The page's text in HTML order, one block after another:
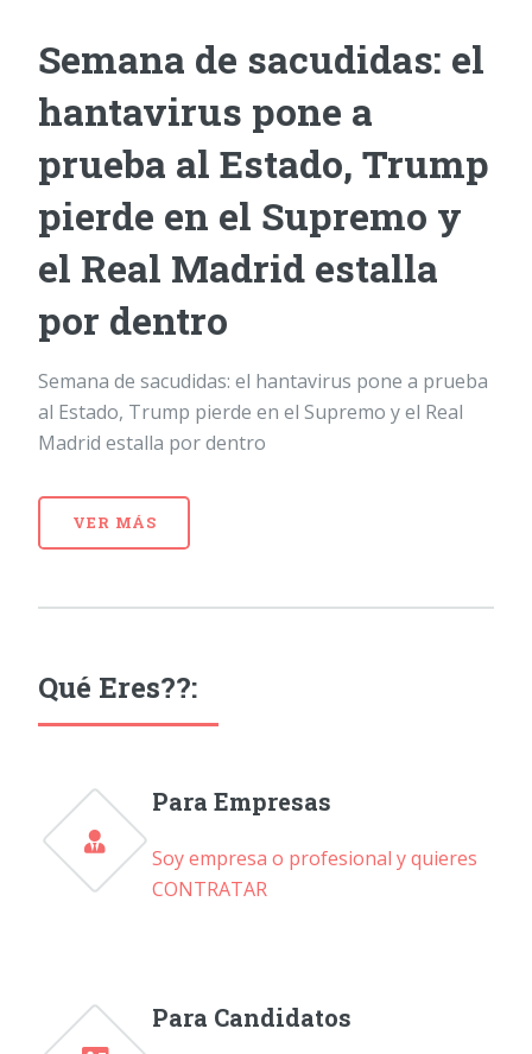
Semana de sacudidas: el
hantavirus pone a
prueba al Estado, Trump
pierde en el Supremo y
el Real Madrid estalla
por dentro
Semana de sacudidas: el hantavirus pone a prueba
al Estado, Trump pierde en el Supremo y el Real
Madrid estalla por dentro
VER MÁS
Qué Eres??:
Para Empresas
Soy empresa o profesional y quieres
CONTRATAR
Para Candidatos